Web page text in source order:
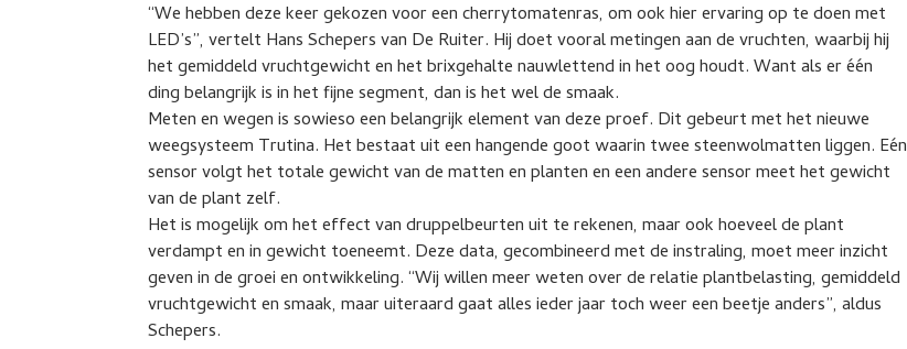
“We hebben deze keer gekozen voor een cherrytomatenras, om ook hier ervaring op te doen met
LED’s”, vertelt Hans Schepers van De Ruiter. Hij doet vooral metingen aan de vruchten, waarbij hij
het gemiddeld vruchtgewicht en het brixgehalte nauwlettend in het oog houdt. Want als er één
ding belangrijk is in het fijne segment, dan is het wel de smaak.
Meten en wegen is sowieso een belangrijk element van deze proef. Dit gebeurt met het nieuwe
weegsysteem Trutina. Het bestaat uit een hangende goot waarin twee steenwolmatten liggen. Eén
sensor volgt het totale gewicht van de matten en planten en een andere sensor meet het gewicht
van de plant zelf.
Het is mogelijk om het effect van druppelbeurten uit te rekenen, maar ook hoeveel de plant
verdampt en in gewicht toeneemt. Deze data, gecombineerd met de instraling, moet meer inzicht
geven in de groei en ontwikkeling. “Wij willen meer weten over de relatie plantbelasting, gemiddeld
vruchtgewicht en smaak, maar uiteraard gaat alles ieder jaar toch weer een beetje anders”, aldus
Schepers.